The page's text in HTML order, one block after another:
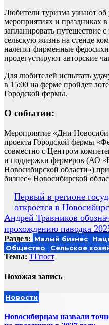
Любители туризма узнают
мероприятиях и праздниках
запланировать путешествие
сельскую жизнь на стенде
налепят фирменные
продегустируют авторские
Для любителей испытать
в 15:00 на ферме пройдет
Городской фермы.
О событии:
Мероприятие «Дни
проекта Городской фермы
совместно с Центром
и поддержки фермеров (АО
Новосибирской области»)
бизнес» Новосибирской
Навигация
по
записям
Первый в регионе
откроется в
Андрей Травников
прохождению паводка
Раздел: Малый бизнес
Общество
Сельское
Темы: ТГпост
Похожая запись
Новости
Новосибирцам назвали